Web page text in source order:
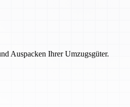
Auspacken Ihrer Umzugsgüter.